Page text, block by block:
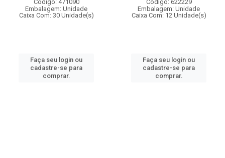
Código: 471090
Embalagem: Unidade
Caixa Com: 30 Unidade(s)
Faça seu login ou
cadastre-se para
comprar.
Código: 622229
Embalagem: Unidade
Caixa Com: 12 Unidade(s)
Faça seu login ou
cadastre-se para
comprar.